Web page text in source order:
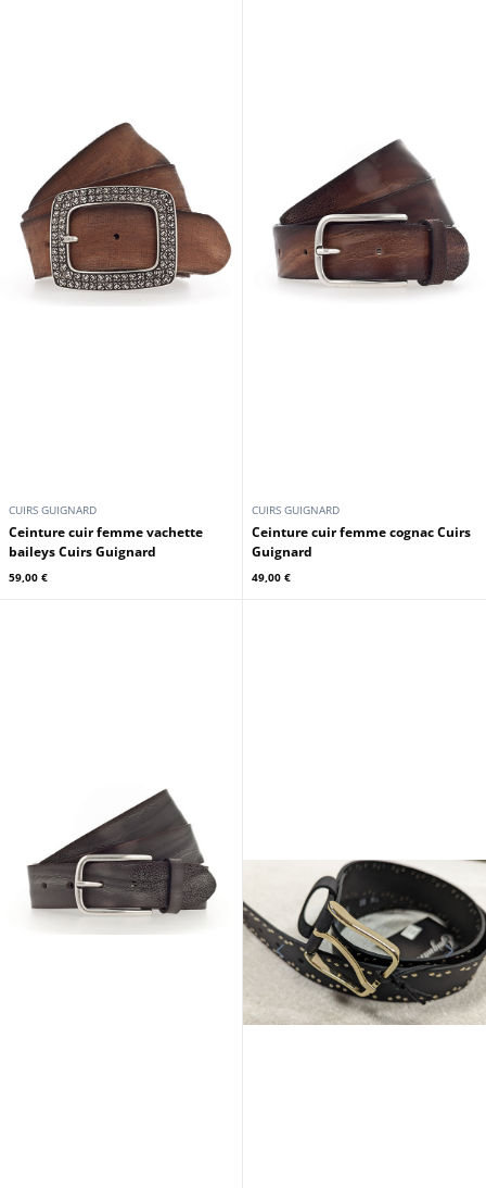
CUIRS GUIGNARD
Ceinture cuir femme vachette
baileys Cuirs Guignard
59,00 €
CUIRS GUIGNARD
Ceinture cuir femme cognac Cuirs
Guignard
49,00 €